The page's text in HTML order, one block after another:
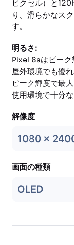
ピクセル）と
り、滑らかなス
す。
明るさ:
Pixel 8aはピー
屋外環境でも優
ピーク輝度で最
使用環境で十分
解像度
1080 x
画面の種類
OLED